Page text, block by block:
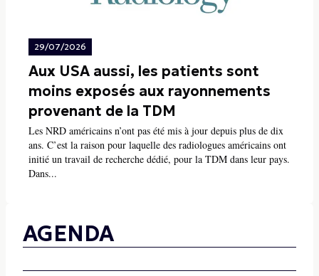
29/07/2026
Aux USA aussi, les patients sont
moins exposés aux rayonnements
provenant de la TDM
Les NRD américains n’ont pas été mis à jour depuis plus de dix
ans. C’est la raison pour laquelle des radiologues américains ont
initié un travail de recherche dédié, pour la TDM dans leur pays.
Dans...
AGENDA